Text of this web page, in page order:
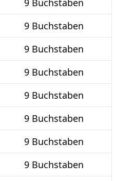
9 Buchstaben
9 Buchstaben
9 Buchstaben
9 Buchstaben
9 Buchstaben
9 Buchstaben
9 Buchstaben
9 Buchstaben